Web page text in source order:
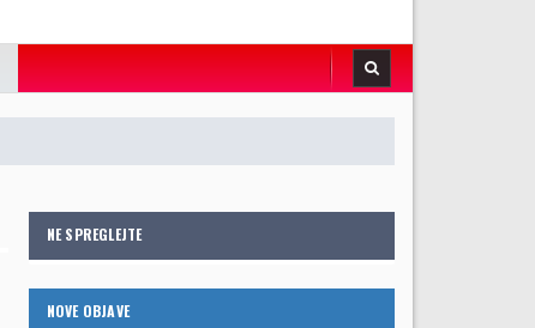
NE SPREGLEJTE
NOVE OBJAVE